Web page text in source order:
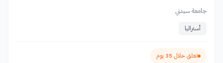
جامعة سيدني
أستراليا
تغلق خلال 35 يوم